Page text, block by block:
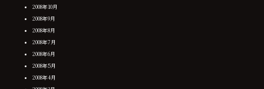
2008年10月
2008年9月
2008年8月
2008年7月
2008年6月
2008年5月
2008年4月